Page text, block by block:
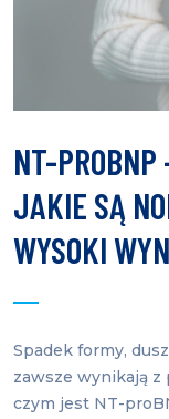
NT-PROBNP
JAKIE SĄ
WYSOKI
Spadek formy,
zawsze wynikają z
czym jest NT-